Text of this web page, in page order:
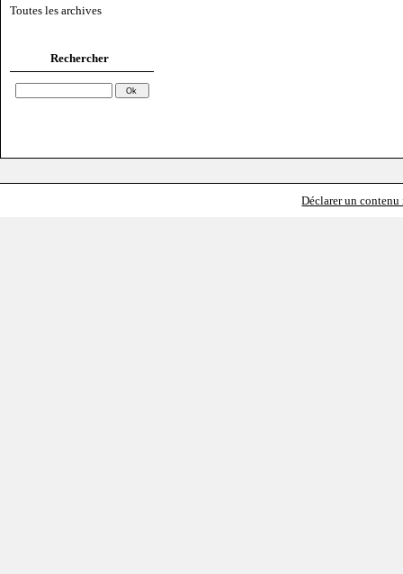
Toutes les archives
Rechercher
Déclarer un